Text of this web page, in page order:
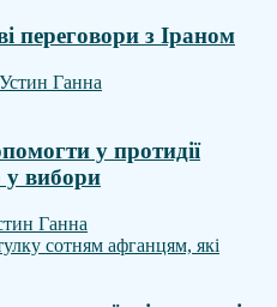
переговори з Іраном
Устин Ганна
у протидії
у вибори
Ганна